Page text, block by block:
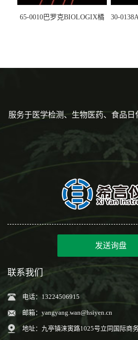
65-0010巴罗克BIOLOGIX橘
30-
服务于医学检测、生物医药、食品
发送询盘
联系我们
电话：13224506915
邮箱： yangyang.wan@hsiyen.cn
地址：九亭镇涞寅路1025号立同国际商